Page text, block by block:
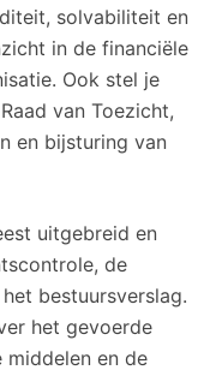
solvabiliteit en
in de financiële
Ook stel je
van Toezicht,
en bijsturing van
uitgebreid en
de
bestuursverslag.
het gevoerde
middelen en de